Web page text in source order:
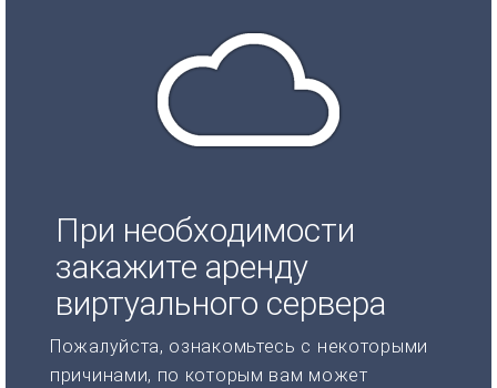
При необходимости
закажите аренду
виртуального сервера
Пожалуйста, ознакомьтесь с некоторыми
причинами, по которым вам может